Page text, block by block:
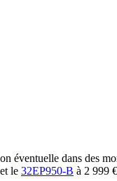
dans des
le 32EP950-B à 2 999